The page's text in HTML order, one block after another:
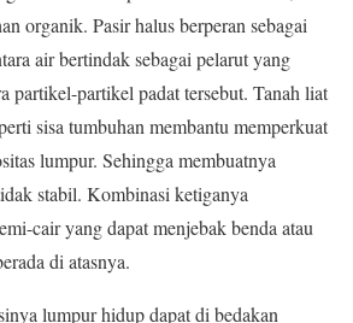
organik. Pasir halus berperan sebagai
air bertindak sebagai pelarut yang
partikel-partikel padat tersebut. Tanah liat
sisa tumbuhan membantu memperkuat
lumpur. Sehingga membuatnya
stabil. Kombinasi ketiganya
cair yang dapat menjebak benda atau
di atasnya.
lumpur hidup dapat di bedakan